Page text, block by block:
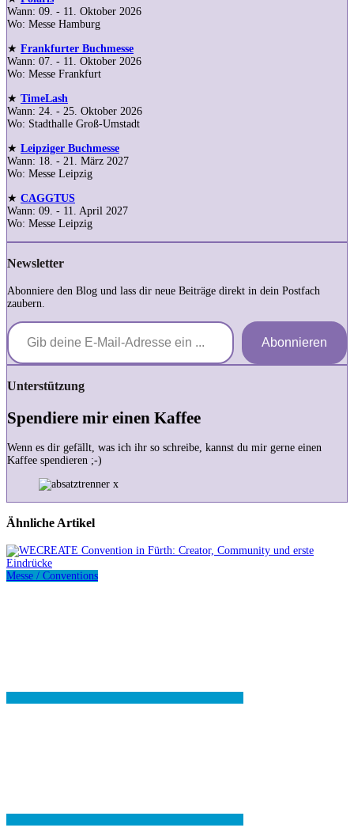
Wann: 09. - 11. Oktober 2026
Wo: Messe Hamburg
★ Frankfurter Buchmesse
Wann: 07. - 11. Oktober 2026
Wo: Messe Frankfurt
★ TimeLash
Wann: 24. - 25. Oktober 2026
Wo: Stadthalle Groß-Umstadt
★ Leipziger Buchmesse
Wann: 18. - 21. März 2027
Wo: Messe Leipzig
★ CAGGTUS
Wann: 09. - 11. April 2027
Wo: Messe Leipzig
Newsletter
Abonniere den Blog und lass dir neue Beiträge direkt in dein Postfach
zaubern.
Gib deine E-Mail-Adresse ein ...
Abonnieren
Unterstützung
Spendiere mir einen Kaffee
Wenn es dir gefällt, was ich ihr so schreibe, kannst du mir gerne einen
Kaffee spendieren ;-)
Ähnliche Artikel
Messe / Conventions